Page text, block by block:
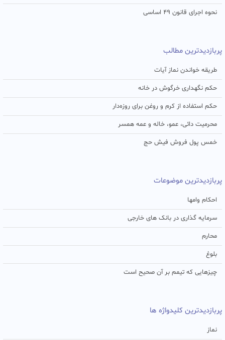
نحوه اجرای قانون ۴۹ اساسی
پربازدیدترین مطالب
طریقه خواندن نماز آیات
حکم نگهداری خرگوش در خانه
حکم استفاده از کرم و روغن برای روزه‌دار
محرمیت دائی، عمو، خاله و عمه همسر
خمس پول فروش فیش حج
پربازدیدترین موضوعات
احکام وامها
سرمایه گذاری در بانک های خارجی
محارم
بلوغ
چیزهایی که تیمم بر آن صحیح است
پربازدیدترین کلیدواژه ها
نماز